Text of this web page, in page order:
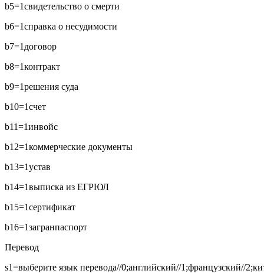
b5=1свидетельство о смерти
b6=1справка о несудимости
b7=1 договор
b8=1контракт
b9=1решения суда
b10=1счет
b11=1инвойс
b12=1коммерческие документы
b13=1устав
b14=1выписка из ЕГРЮЛ
b15=1сертификат
b16=1загранпаспорт
Перевод
s1=выберите язык перевода//0;английский//1;французский//